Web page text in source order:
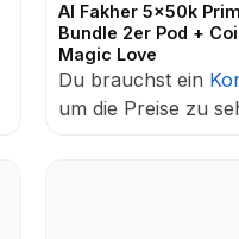
Al Fakher 5x50k
Bundle 2er Pod +
Magic Love
Du brauchst ein
um die Preise zu